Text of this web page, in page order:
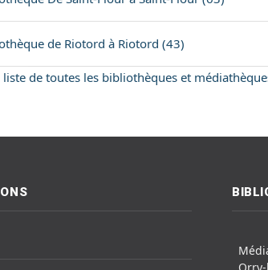
de Riotord à Riotord (43)
liste de toutes les bibliothèques et